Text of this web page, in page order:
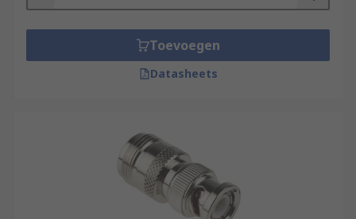
Toevoegen
Datasheets